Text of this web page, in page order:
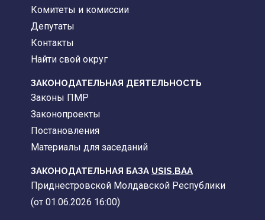
Комитеты и комиссии
Депутаты
Контакты
Найти свой округ
ЗАКОНОДАТЕЛЬНАЯ ДЕЯТЕЛЬНОСТЬ
Законы ПМР
Законопроекты
Постановления
Материалы для заседаний
ЗАКОНОДАТЕЛЬНАЯ БАЗА USIS.BAA
Приднестровской Молдавской Республики
(от 01.06.2026 16:00)